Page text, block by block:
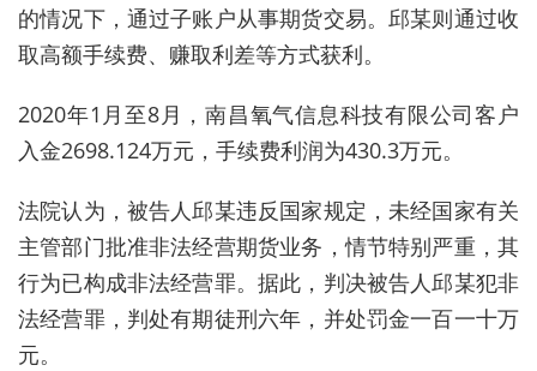
的情况下，通过子账户从事期货交易。邱某则通过收
取高额手续费、赚取利差等方式获利。
2020年1月至8月，南昌氧气信息科技有限公司客户
入金2698.124万元，手续费利润为430.3万元。
法院认为，被告人邱某违反国家规定，未经国家有关
主管部门批准非法经营期货业务，情节特别严重，其
行为已构成非法经营罪。据此，判决被告人邱某犯非
法经营罪，判处有期徒刑六年，并处罚金一百一十万
元。